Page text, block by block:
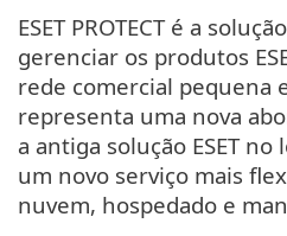
ESET PROTECT é a
gerenciar os produtos
rede comercial pequena
representa uma nova
a antiga solução ESET
um novo serviço mais
nuvem, hospedado e